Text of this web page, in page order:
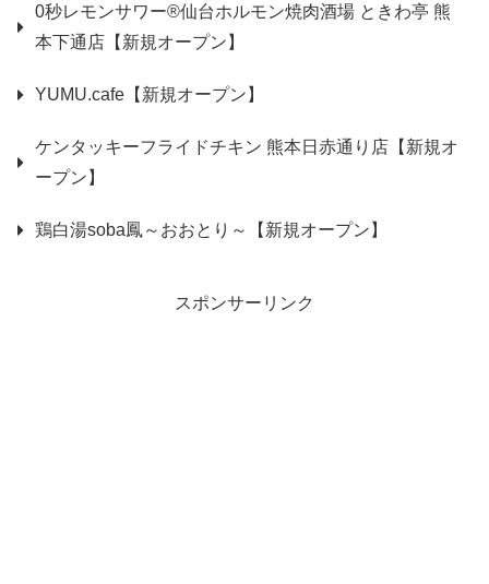
0秒レモンサワー®仙台ホルモン焼肉酒場 ときわ亭 熊
本下通店【新規オープン】
YUMU.cafe【新規オープン】
ケンタッキーフライドチキン 熊本日赤通り店【新規オ
ープン】
鶏白湯soba鳳～おおとり～【新規オープン】
スポンサーリンク